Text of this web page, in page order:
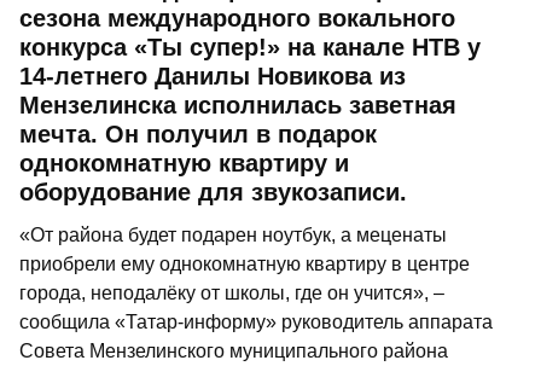
сезона международного вокального
конкурса «Ты супер!» на канале НТВ у
14-летнего Данилы Новикова из
Мензелинска исполнилась заветная
мечта. Он получил в подарок
однокомнатную квартиру и
оборудование для звукозаписи.
«От района будет подарен ноутбук, а меценаты
приобрели ему однокомнатную квартиру в центре
города, неподалёку от школы, где он учится», –
сообщила «Татар-информу» руководитель аппарата
Совета Мензелинского муниципального района